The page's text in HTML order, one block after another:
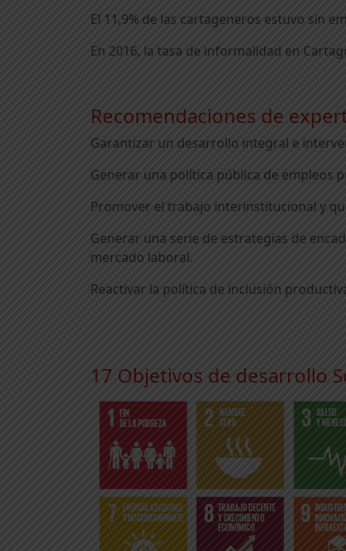
El 11,9% de las cartageneros estuvo sin
En 2016, la tasa de informalidad en
Recomendaciones de
Garantizar un desarrollo integral e
Generar una política pública de empleos
Promover el trabajo interinstitucional y
Generar una serie de estrategias de
mercado laboral.
Reactivar la política de inclusión
17 Objetivos de desarrollo